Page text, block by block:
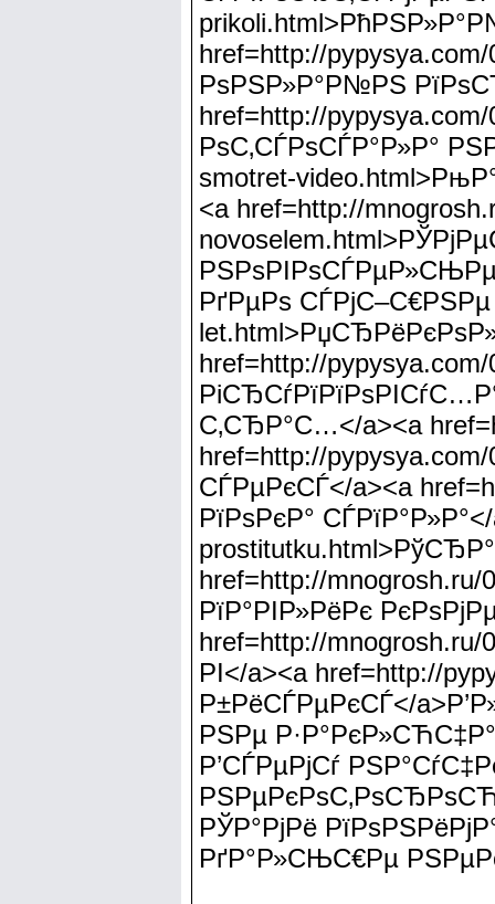
href=http://
РѕРЅР»Р°Р№РЅ
href=http://
РѕС‚СЃРѕСЃР°Р»Р°
smotret-
<a href=http://
РґРµРѕ СЃРјС–С€РЅРµ
href=http://
С‚СЂР°С…</a><a
href=http://
СЃРµРєСЃ</a><a
РїРѕРєР°
href=http://
РїР°РІР»РёРє
href=http://
РІ</a><a href=http://
Р±РёСЃРµРєСЃ</
РЅРµ
Р’СЃРµРјСѓ
РЎР°РјРё
РґР°Р»СЊС€Рµ